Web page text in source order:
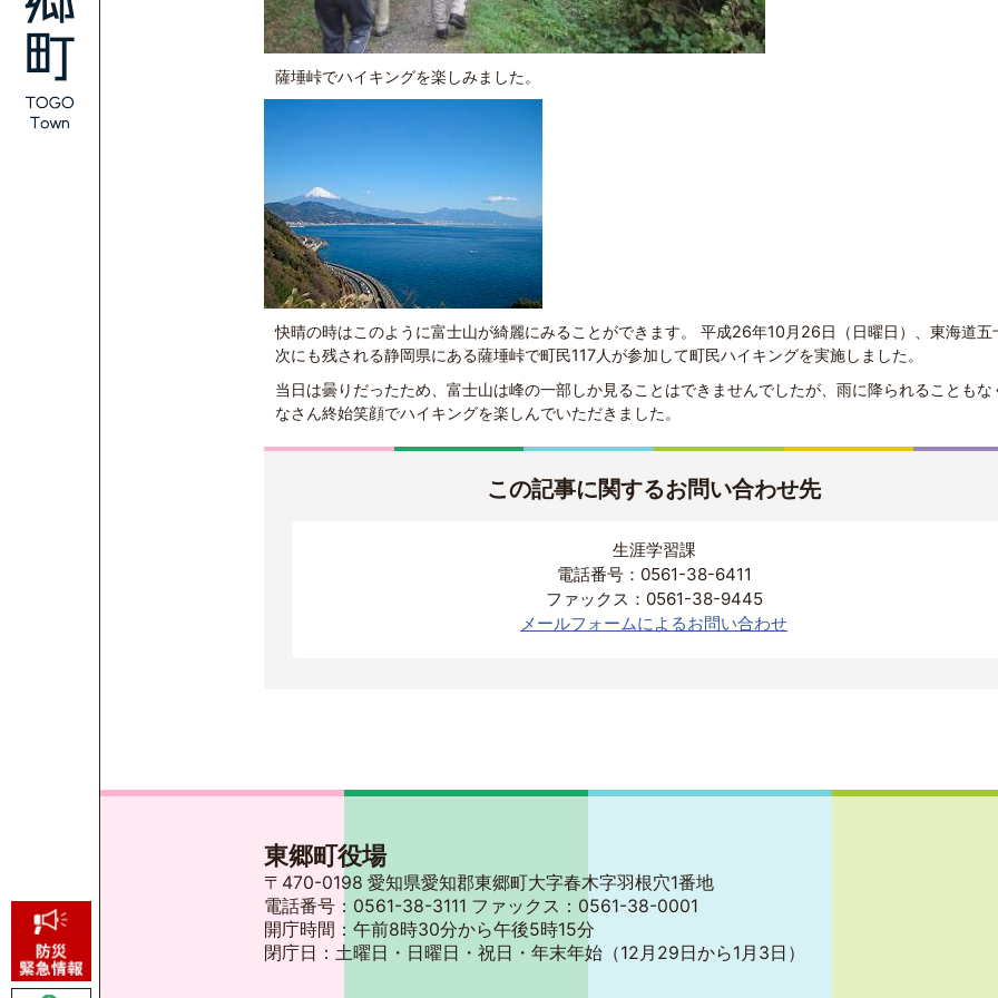
薩埵峠でハイキングを楽しみました。
快晴の時はこのように富士山が綺麗にみることができます。 平成26年10月26日（日曜日）、東海道五
次にも残される静岡県にある薩埵峠で町民117人が参加して町民ハイキングを実施しました。
当日は曇りだったため、富士山は峰の一部しか見ることはできませんでしたが、雨に降られることもな
なさん終始笑顔でハイキングを楽しんでいただきました。
この記事に関するお問い合わせ先
生涯学習課
電話番号：0561-38-6411
ファックス：0561-38-9445
メールフォームによるお問い合わせ
東郷町役場
〒470-0198 愛知県愛知郡東郷町大字春木字羽根穴1番地
電話番号：0561-38-3111 ファックス：0561-38-0001
開庁時間：午前8時30分から午後5時15分
閉庁日：土曜日・日曜日・祝日・年末年始 （12月29日から1月3日）